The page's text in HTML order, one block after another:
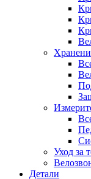
Уход за
Детали